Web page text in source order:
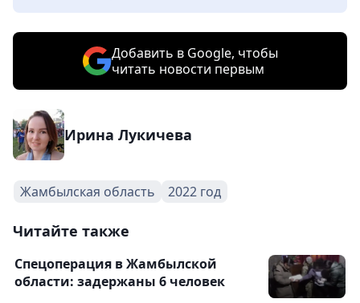
Добавить в Google, чтобы
читать новости первым
Ирина Лукичева
Жамбылская область 2022 год
Читайте также
Спецоперация в Жамбылской
области: задержаны 6 человек